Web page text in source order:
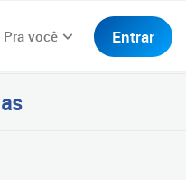
Pra você Entrar